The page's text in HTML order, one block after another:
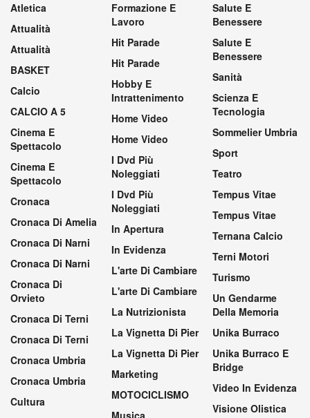
Atletica
Attualità
Attualità
BASKET
Calcio
CALCIO A 5
Cinema E
Spettacolo
Cinema E
Spettacolo
Cronaca
Cronaca Di Amelia
Cronaca Di Narni
Cronaca Di Narni
Cronaca Di
Orvieto
Cronaca Di Terni
Cronaca Di Terni
Cronaca Umbria
Cronaca Umbria
Cultura
Formazione E
Lavoro
Hit Parade
Hit Parade
Hobby E
Intrattenimento
Home Video
Home Video
I Dvd Più
Noleggiati
I Dvd Più
Noleggiati
In Apertura
In Evidenza
L'arte Di Cambiare
L'arte Di Cambiare
La Nutrizionista
La Vignetta Di Pier
La Vignetta Di Pier
Marketing
MOTOCICLISMO
Musica
Salute E
Benessere
Salute E
Benessere
Sanità
Scienza E
Tecnologia
Sommelier Umbria
Sport
Teatro
Tempus Vitae
Tempus Vitae
Ternana Calcio
Terni Motori
Turismo
Un Gendarme
Della Memoria
Unika Burraco
Unika Burraco E
Bridge
Video In Evidenza
Visione Olistica